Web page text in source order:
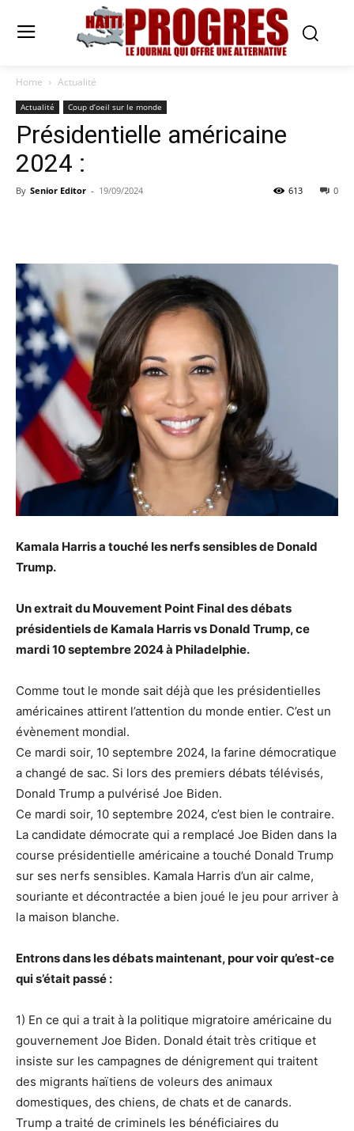
Home Actualité
Actualité Coup d’oeil sur le monde
Présidentielle américaine
2024 :
By Senior Editor - 19/09/2024 0
613
Kamala Harris a touché les nerfs sensibles de Donald
Trump.
Un extrait du Mouvement Point Final des débats
présidentiels de Kamala Harris vs Donald Trump, ce
mardi 10 septembre 2024 à Philadelphie.
Comme tout le monde sait déjà que les présidentielles
américaines attirent l’attention du monde entier. C’est un
évènement mondial.
Ce mardi soir, 10 septembre 2024, la farine démocratique
a changé de sac. Si lors des premiers débats télévisés,
Donald Trump a pulvérisé Joe Biden.
Ce mardi soir, 10 septembre 2024, c’est bien le contraire.
La candidate démocrate qui a remplacé Joe Biden dans la
course présidentielle américaine a touché Donald Trump
sur ses nerfs sensibles. Kamala Harris d’un air calme,
souriante et décontractée a bien joué le jeu pour arriver à
la maison blanche.
Entrons dans les débats maintenant, pour voir qu’est-ce
qui s’était passé :
1) En ce qui a trait à la politique migratoire américaine du
gouvernement Joe Biden. Donald était très critique et
insiste sur les campagnes de dénigrement qui traitent
des migrants haïtiens de voleurs des animaux
domestiques, des chiens, de chats et de canards.
Trump a traité de criminels les bénéficiaires du